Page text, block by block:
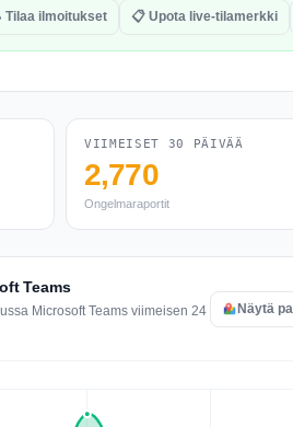
Tilaa ilmoitukset 📋 Upota live-tilamerkki
VIIMEISET 30 PÄIVÄÄ
2,770
Ongelmaraportit
Teams
Microsoft Teams viimeisen 24
Näytä